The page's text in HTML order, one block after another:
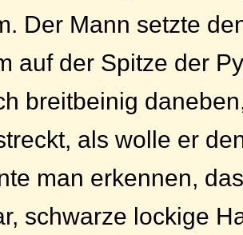
Der Mann setzte
auf der Spitze der
breitbeinig
als wolle er
man erkennen,
schwarze lockige